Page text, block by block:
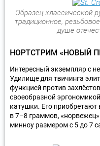
Образец классической
традиционное,
душе
НОРТСТРИМ «НОВЫЙ
Интересный экземпляр с
Удилище для твичинга
функцией против
своеобразной
катушки. Его
в 7–8 граммов,
минноу размером с 5 до 7